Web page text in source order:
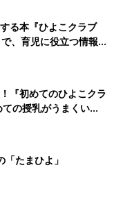
る本『ひよこクラブ
、育児に役立つ情報が
『初めてのひよこクラ
の授乳がうまくい
夏のトラブル 解決テ
たまひよ」